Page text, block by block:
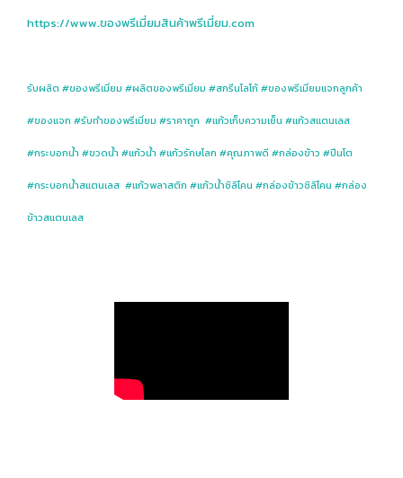
https://www.ของพรีเมี่ยมสินค้าพรีเมี่ยม.com
รับผลิต #ของพรีเมี่ยม #ผลิตของพรีเมี่ยม #สกรีนโลโก้ #ของพรีเมี่ยมแจกลูกค้า
#ของแจก #รับทําของพรีเมี่ยม #ราคาถูก #แก้วเก็บความเย็น #แก้วสแตนเลส
#กระบอกน้ำ #ขวดน้ำ #แก้วน้ำ #แก้วรักษโลก #คุณภาพดี #กล่องข้าว #ปิ่นโต
#กระบอกน้ำสแตนเลส #แก้วพลาสติก #แก้วน้ำซิลิโคน #กล่องข้าวซิลิโคน #กล่อง
ข้าวสแตนเลส